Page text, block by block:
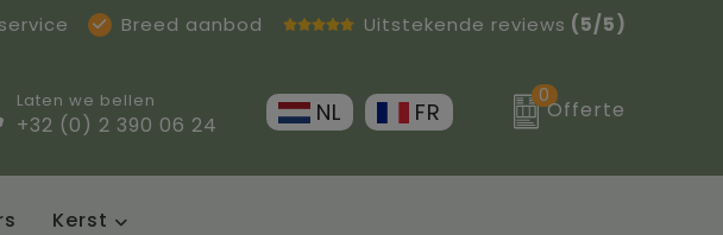
Breed aanbod Uitstekende reviews (5/5)
Laten we bellen
+32 (0) 2 390 06 24 NL FR
0
Offerte
Kerst